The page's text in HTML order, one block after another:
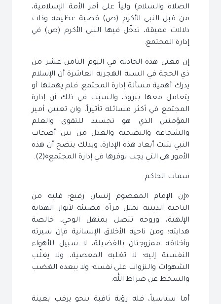
الصلاة والسلام) ولياً على أمر الأمة الإسلامية،
من قبل النبي الأكرم (ص) قضية عظيمة وذات
دلالات عميقة، تدخّل فيها النبي الأكرم (ص) في
إدارة المجتمع.
إن معنى هذه الحادثة في اليوم الثامن عشر من
ذي الحجة في السنة الهجرية العاشرة أن الإسلام
يدرك أهمية مسألة إدارة المجتمع, فلم يهملها أو
يتعامل معها ببرود، والسبب في ذلك أن إدارة
المجتمع في أكثر مسائله تأثيراً، وان تعيين أمير
المؤمنين الذي هو تجسيد للتقوى والعلم
والشجاعة والتضحية والعدل من بين أصحاب
النبي يثبت أبعاد هذه الإدارة، وبذلك يتضح أن هذه
الأمور هي التي يجب توفرها في إدارة المجتمع»(2).
سمات الحاكم
«إن الإمام المعصوم إنسان رفيع؛ قلبه من
الناحية الدينية يمثل مرآة مضيئة لأنوار الهداية
الإلهية، وروحه تتصل بمنهل الوحي، خالصة
هدايته؛ ومن ناحية الأخلاق الإنسانية فإن سيرته
وأخلاقه ممزوجتان بالفضيلة، لا سبيل للأهواء
النفسية إليه؛ لا تغلبه المعصية، ولا يغلِّب
الشهوات والنزوات على نفسه؛ ولا يبعده الغضب
والسخط عن صراط الله.
أما سياسياً، فله رؤية ثاقبة بنحو يرقب بعينة